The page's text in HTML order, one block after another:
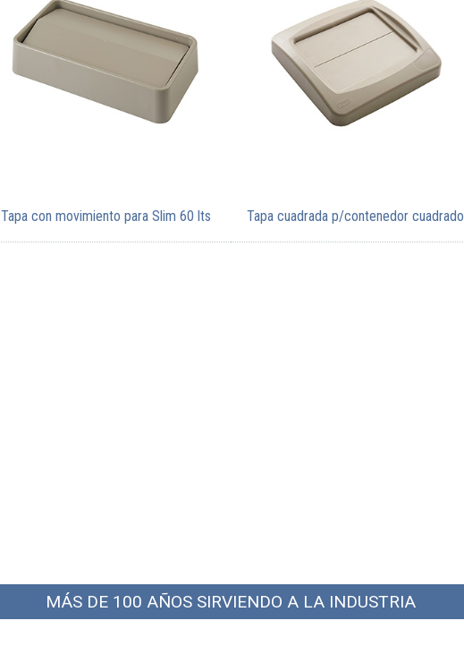
Tapa con movimiento para Slim 60 lts Tapa cuadrada p/contenedor cuadrado
MÁS DE 100 AÑOS SIRVIENDO A LA INDUSTRIA